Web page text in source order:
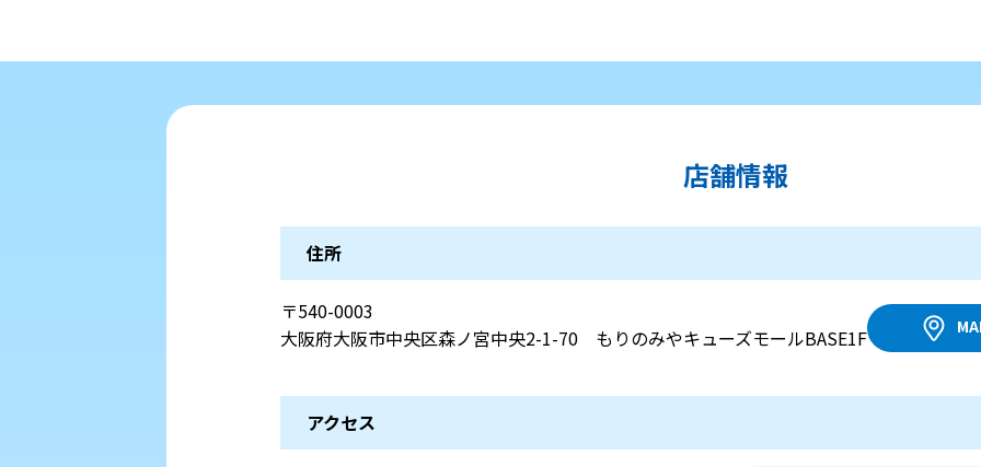
店舗情報
住所
〒540-0003
大阪府大阪市中央区森ノ宮中央2-1-70 もりのみやキューズモールBASE1F
アクセス